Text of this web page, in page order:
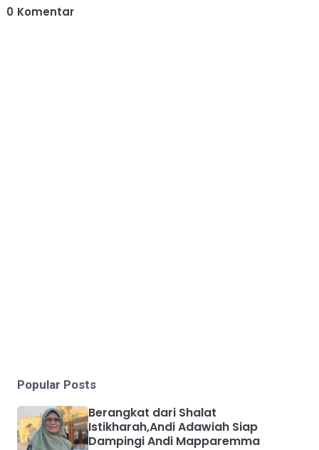
0 Komentar
Popular Posts
Berangkat dari Shalat
Istikharah,Andi Adawiah Siap
Dampingi Andi Mapparemma